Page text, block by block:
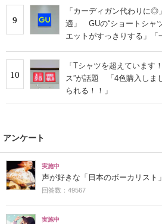
9
「カーディガン代わりに
適」 GUの“ショートシャ
エットがすっきりする」「
10
「Tシャツを超えています
ス”が話題 「4色購入しま
られる！！」
アンケート
実施中
声が好きな「日本のボーカリスト
回答数：49567
実施中